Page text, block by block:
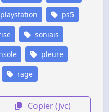
playstation ps5
soniais
pleure
rage
Copier (jvc)